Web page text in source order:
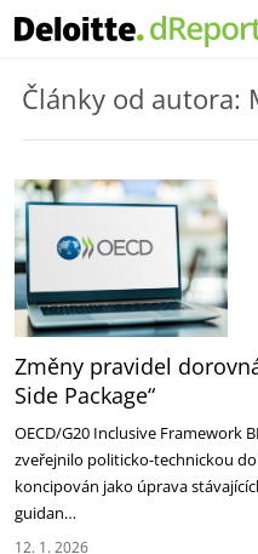
Články od
Změny pravidel
Side Package“
OECD/G20 Inclusive Framework
zveřejnilo politicko-technickou
koncipován jako úprava
guidan…
12. 1. 2026